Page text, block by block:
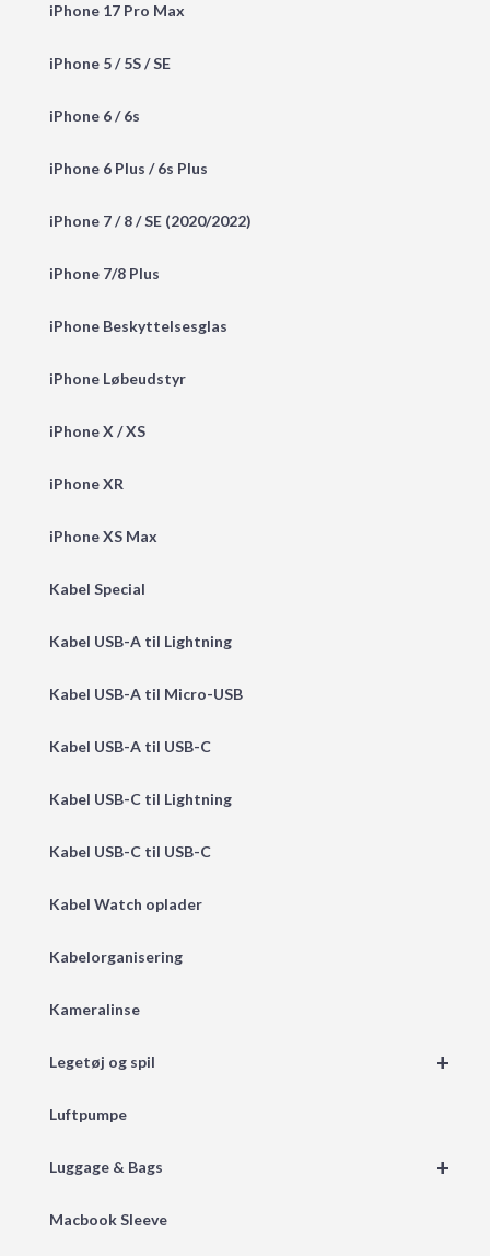
iPhone 17 Pro Max
iPhone 5 / 5S / SE
iPhone 6 / 6s
iPhone 6 Plus / 6s Plus
iPhone 7 / 8 / SE (2020/2022)
iPhone 7/8 Plus
iPhone Beskyttelsesglas
iPhone Løbeudstyr
iPhone X / XS
iPhone XR
iPhone XS Max
Kabel Special
Kabel USB-A til Lightning
Kabel USB-A til Micro-USB
Kabel USB-A til USB-C
Kabel USB-C til Lightning
Kabel USB-C til USB-C
Kabel Watch oplader
Kabelorganisering
Kameralinse
+
Legetøj og spil
Luftpumpe
+
Luggage & Bags
Macbook Sleeve